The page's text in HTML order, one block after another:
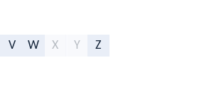
V W X Y Z